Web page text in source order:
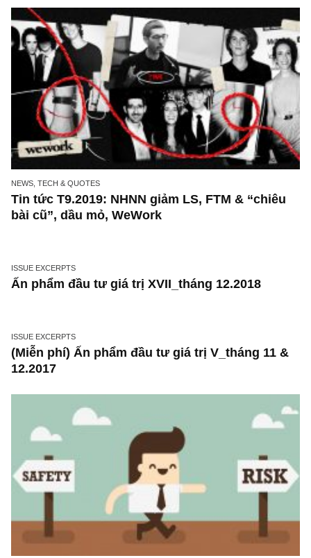
CONTRARIAN VIEW
“Trong phân tích thị trường, bạn không hề
biên an toàn” – Ngài Graham
NEWS, TECH & QUOTES
Tin tức T9.2019: NHNN giảm LS, FTM &
ISSUE EXCERPTS
ISSUE EXCERPTS
(Miễn phí) Ấn phẩm đầu tư giá trị V_tháng 11
12.2017